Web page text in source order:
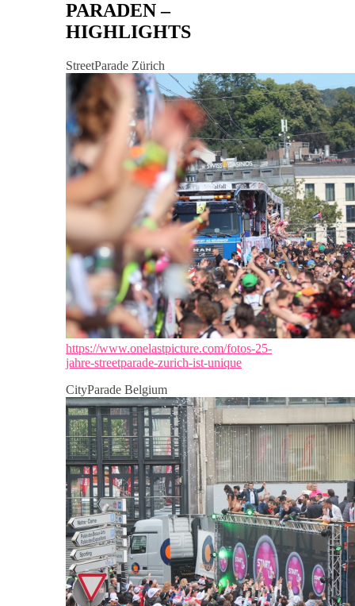
PARADEN –
HIGHLIGHTS
StreetParade Zürich
https://www.onelastpicture.com/fotos-25-
jahre-streetparade-zurich-ist-unique
CityParade Belgium